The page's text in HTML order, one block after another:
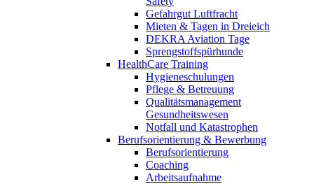
Gefahrgut Luftfracht
Mieten & Tagen in Dreieich
DEKRA Aviation Tage
Sprengstoffspürhunde
HealthCare Training
Hygieneschulungen
Pflege & Betreuung
Qualitätsmanagement
Gesundheitswesen
Notfall und Katastrophen
Berufsorientierung & Bewerbung
Berufsorientierung
Coaching
Arbeitsaufnahme